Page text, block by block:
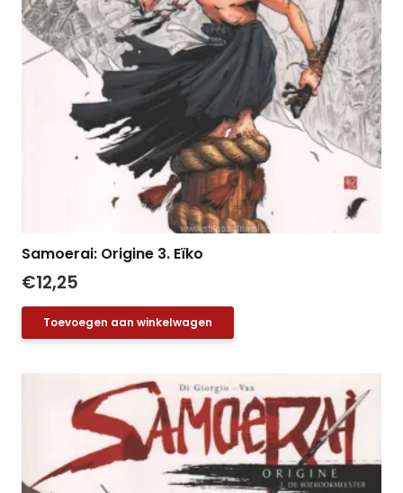
Samoerai: Origine 3. Eïko
€12,25
Toevoegen aan winkelwagen